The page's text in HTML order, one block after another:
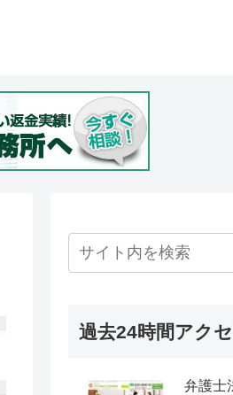
過去24時間アク
弁護士